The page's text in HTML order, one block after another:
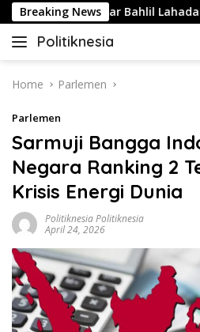
Skip
to
content
Breaking News
Partai Golkar Bahlil Lahadalia
Politiknesia
Politiknesia.com
Home Parlemen
Parlemen
Sarmuji Bangga
Negara Ranking 2
Krisis Energi Dunia
Politiknesia Politiknesia
April 24, 2026